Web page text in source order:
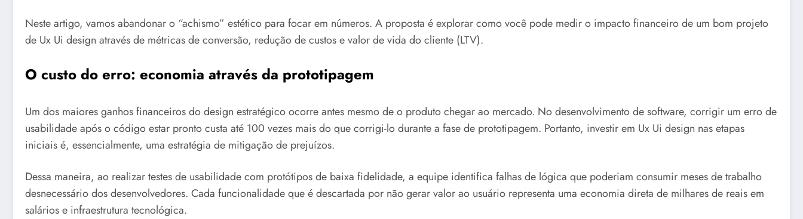
Neste artigo, vamos abandonar o “achismo” estético para focar em números. A proposta é explorar como você pode medir o impacto financeiro de um bom projeto
de Ux Ui design através de métricas de conversão, redução de custos e valor de vida do cliente (LTV).
O custo do erro: economia através da prototipagem
Um dos maiores ganhos financeiros do design estratégico ocorre antes mesmo de o produto chegar ao mercado. No desenvolvimento de software, corrigir um erro de
usabilidade após o código estar pronto custa até 100 vezes mais do que corrigi-lo durante a fase de prototipagem. Portanto, investir em Ux Ui design nas etapas
iniciais é, essencialmente, uma estratégia de mitigação de prejuízos.
Dessa maneira, ao realizar testes de usabilidade com protótipos de baixa fidelidade, a equipe identifica falhas de lógica que poderiam consumir meses de trabalho
desnecessário dos desenvolvedores. Cada funcionalidade que é descartada por não gerar valor ao usuário representa uma economia direta de milhares de reais em
salários e infraestrutura tecnológica.